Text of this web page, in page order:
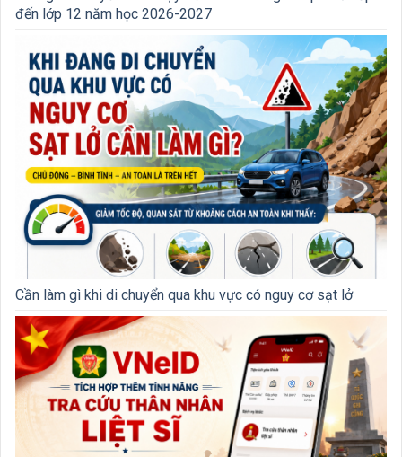
đến lớp 12 năm học 2026-2027
Cần làm gì khi di chuyển qua khu vực có nguy cơ sạt lở